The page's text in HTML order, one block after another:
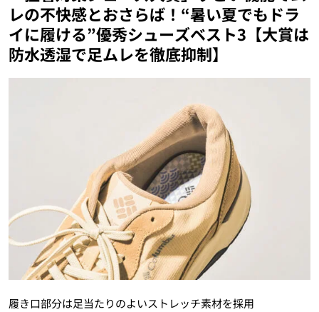
レの不快感とおさらば！“暑い夏でもドラ
イに履ける”優秀シューズベスト3【大賞は
防水透湿で足ムレを徹底抑制】
履き口部分は足当たりのよいストレッチ素材を採用